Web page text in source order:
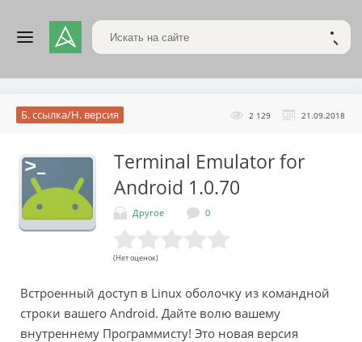
Поиск по сайту
2 129 21.09.2018
Б. ссылка/Н. версия
Terminal Emulator for
Android 1.0.70
Другое 0
(Нет оценок)
Встроенный доступ в Linux оболочку из командной
строки вашего Android. Дайте волю вашему
внутреннему Программисту! Это новая версия